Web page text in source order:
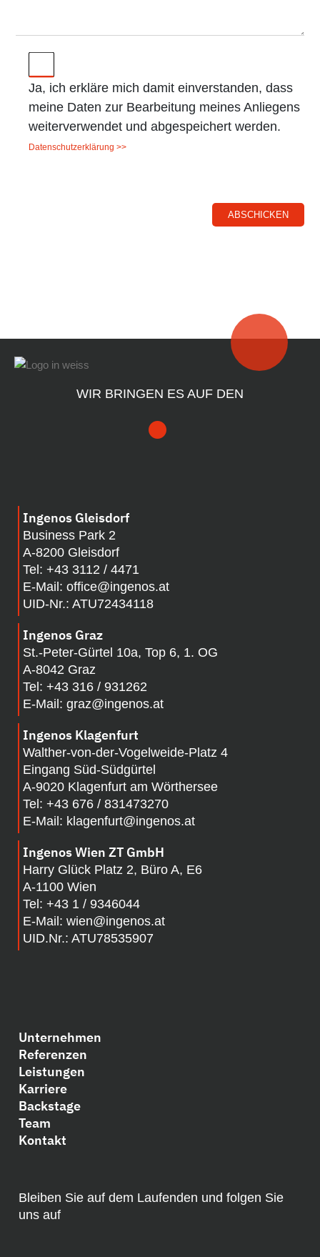
Ja, ich erkläre mich damit einverstanden, dass
meine Daten zur Bearbeitung meines Anliegens
weiterverwendet und abgespeichert werden.
Datenschutzerklärung >>
ABSCHICKEN
WIR BRINGEN ES AUF DEN
Ingenos Gleisdorf
Business Park 2
A-8200 Gleisdorf
Tel: +43 3112 / 4471
E-Mail: office@ingenos.at
UID-Nr.: ATU72434118
Ingenos Graz
St.-Peter-Gürtel 10a, Top 6, 1. OG
A-8042 Graz
Tel: +43 316 / 931262
E-Mail: graz@ingenos.at
Ingenos Klagenfurt
Walther-von-der-Vogelweide-Platz 4
Eingang Süd-Südgürtel
A-9020 Klagenfurt am Wörthersee
Tel: +43 676 / 831473270
E-Mail: klagenfurt@ingenos.at
Ingenos Wien ZT GmbH
Harry Glück Platz 2, Büro A, E6
A-1100 Wien
Tel: +43 1 / 9346044
E-Mail: wien@ingenos.at
UID.Nr.: ATU78535907
Unternehmen
Referenzen
Leistungen
Karriere
Backstage
Team
Kontakt
Bleiben Sie auf dem Laufenden und folgen Sie
uns auf